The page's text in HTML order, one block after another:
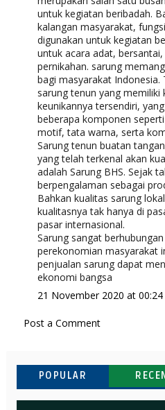
untuk kegiatan beribadah.
kalangan masyarakat,
digunakan untuk kegiatan
untuk acara adat,
pernikahan. sarung
bagi masyarakat Indonesia.
sarung tenun yang memiliki
keunikannya tersendiri,
beberapa komponen
motif, tata warna, serta
Sarung tenun buatan
yang telah terkenal akan
adalah Sarung BHS. Sejak
berpengalaman sebagai
Bahkan kualitas sarung
kualitasnya tak hanya di
pasar internasional.
Sarung sangat
perekonomian masyarakat
penjualan sarung dapat
ekonomi bangsa
21 November 2020 at 00:24
Post a Comment
POPULAR